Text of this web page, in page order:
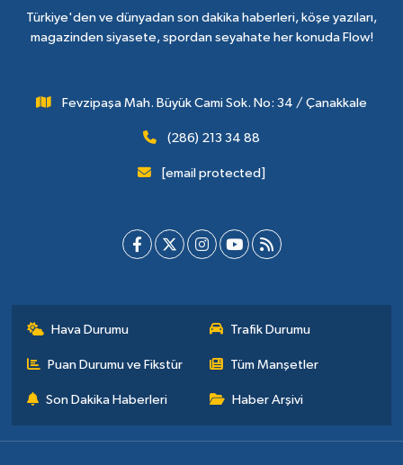
Türkiye'den ve dünyadan son dakika haberleri, köşe yazıları,
magazinden siyasete, spordan seyahate her konuda Flow!
Fevzipaşa Mah. Büyük Cami Sok. No: 34 / Çanakkale
(286) 213 34 88
[email protected]
Hava Durumu Trafik Durumu
Puan Durumu ve Fikstür Tüm Manşetler
Son Dakika Haberleri Haber Arşivi